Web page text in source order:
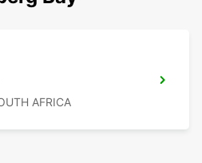
AFRICA